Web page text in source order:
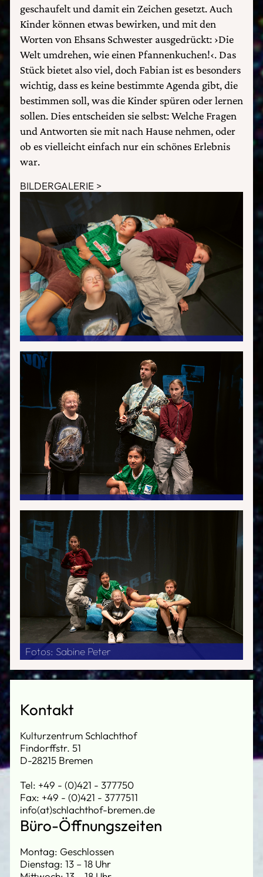
geschaufelt und damit ein Zeichen gesetzt. Auch
Kinder können etwas bewirken, und mit den
Worten von Ehsans Schwester ausgedrückt: ›Die
Welt umdrehen, wie einen Pfannenkuchen!‹. Das
Stück bietet also viel, doch Fabian ist es besonders
wichtig, dass es keine bestimmte Agenda gibt, die
bestimmen soll, was die Kinder spüren oder lernen
sollen. Dies entscheiden sie selbst: Welche Fragen
und Antworten sie mit nach Hause nehmen, oder
ob es vielleicht einfach nur ein schönes Erlebnis
war.
BILDERGALERIE
Fotos: Sabine Peter
Kontakt
Kulturzentrum Schlachthof
Findorffstr. 51
D-28215 Bremen
Tel: +49 - (0)421 - 377750
Fax: +49 - (0)421 - 3777511
info(at)schlachthof-bremen.de
Büro-Öffnungszeiten
Montag: Geschlossen
Dienstag: 13 – 18 Uhr